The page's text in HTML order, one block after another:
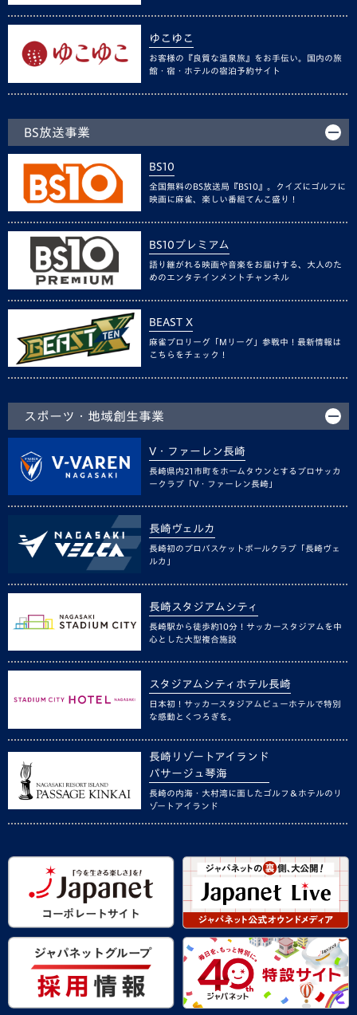
ゆこゆこ
お客様の『良質な温泉旅』をお手伝い。国内の旅
館・宿・ホテルの宿泊予約サイト
BS放送事業
BS10
全国無料のBS放送局『BS10』。クイズにゴルフに
映画に麻雀、楽しい番組てんこ盛り！
BS10プレミアム
語り継がれる映画や音楽をお届けする、大人のた
めのエンタテインメントチャンネル
BEAST X
麻雀プロリーグ「Mリーグ」参戦中！最新情報は
こちらをチェック！
スポーツ・地域創生事業
V・ファーレン長崎
長崎県内21市町をホームタウンとするプロサッカ
ークラブ「V・ファーレン長崎」
長崎ヴェルカ
長崎初のプロバスケットボールクラブ「長崎ヴェ
ルカ」
長崎スタジアムシティ
長崎駅から徒歩約10分！サッカースタジアムを中
心とした大型複合施設
スタジアムシティホテル長崎
日本初！サッカースタジアムビューホテルで特別
な感動とくつろぎを。
長崎リゾートアイランド
パサージュ琴海
長崎の内海・大村湾に面したゴルフ＆ホテルのリ
ゾートアイランド